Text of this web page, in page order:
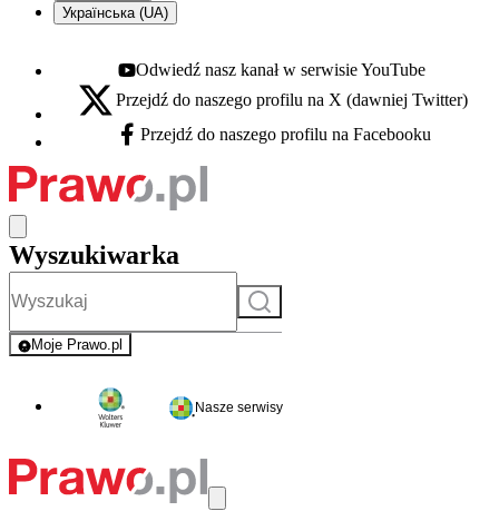
Українська (UA)
Youtube - otwiera się w nowej karcie
Odwiedź nasz kanał w serwisie YouTube
X - otwiera się w nowej karcie
Przejdź do naszego profilu na X (dawniej Twitter)
Facebook - otwiera się w nowej karcie
Przejdź do naszego profilu na Facebooku
Wyszukiwarka
Szukaj
Moje Prawo.pl
- rejestracja i logowanie do serwisu
Nasze serwisy